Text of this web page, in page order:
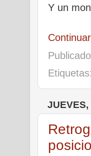
Y un
Etiquetas:
JUEVES,